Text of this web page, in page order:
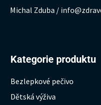
Michal Zduba /
Kategorie produktu
Bezlepkové pečivo
Dětská výživa